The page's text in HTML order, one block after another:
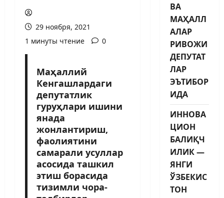
29 ноября, 2021
1 минуты чтение
0
Маҳаллий
Кенгашлардаги
депутатлик
гуруҳлари ишини
янада
жонлантириш,
фаолиятини
самарали усуллар
асосида ташкил
этиш борасида
тизимли чора-
ВА
МАҲАЛЛ
АЛАР
РИВОЖИ
ДЕПУТАТ
ЛАР
ЭЪТИБОР
ИДА
ИННОВА
ЦИОН
БАЛИҚЧ
ИЛИК —
ЯНГИ
ЎЗБЕКИС
ТОН